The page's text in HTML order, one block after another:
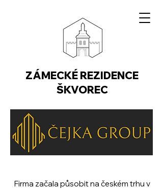
ZÁMECKÉ REZIDENCE
ŠKVOREC
Firma začala působit na českém trhu v